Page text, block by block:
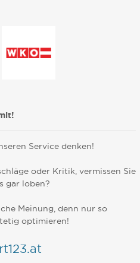
Service denken!
oder Kritik, vermissen Sie
gar loben?
Meinung, denn nur so
optimieren!